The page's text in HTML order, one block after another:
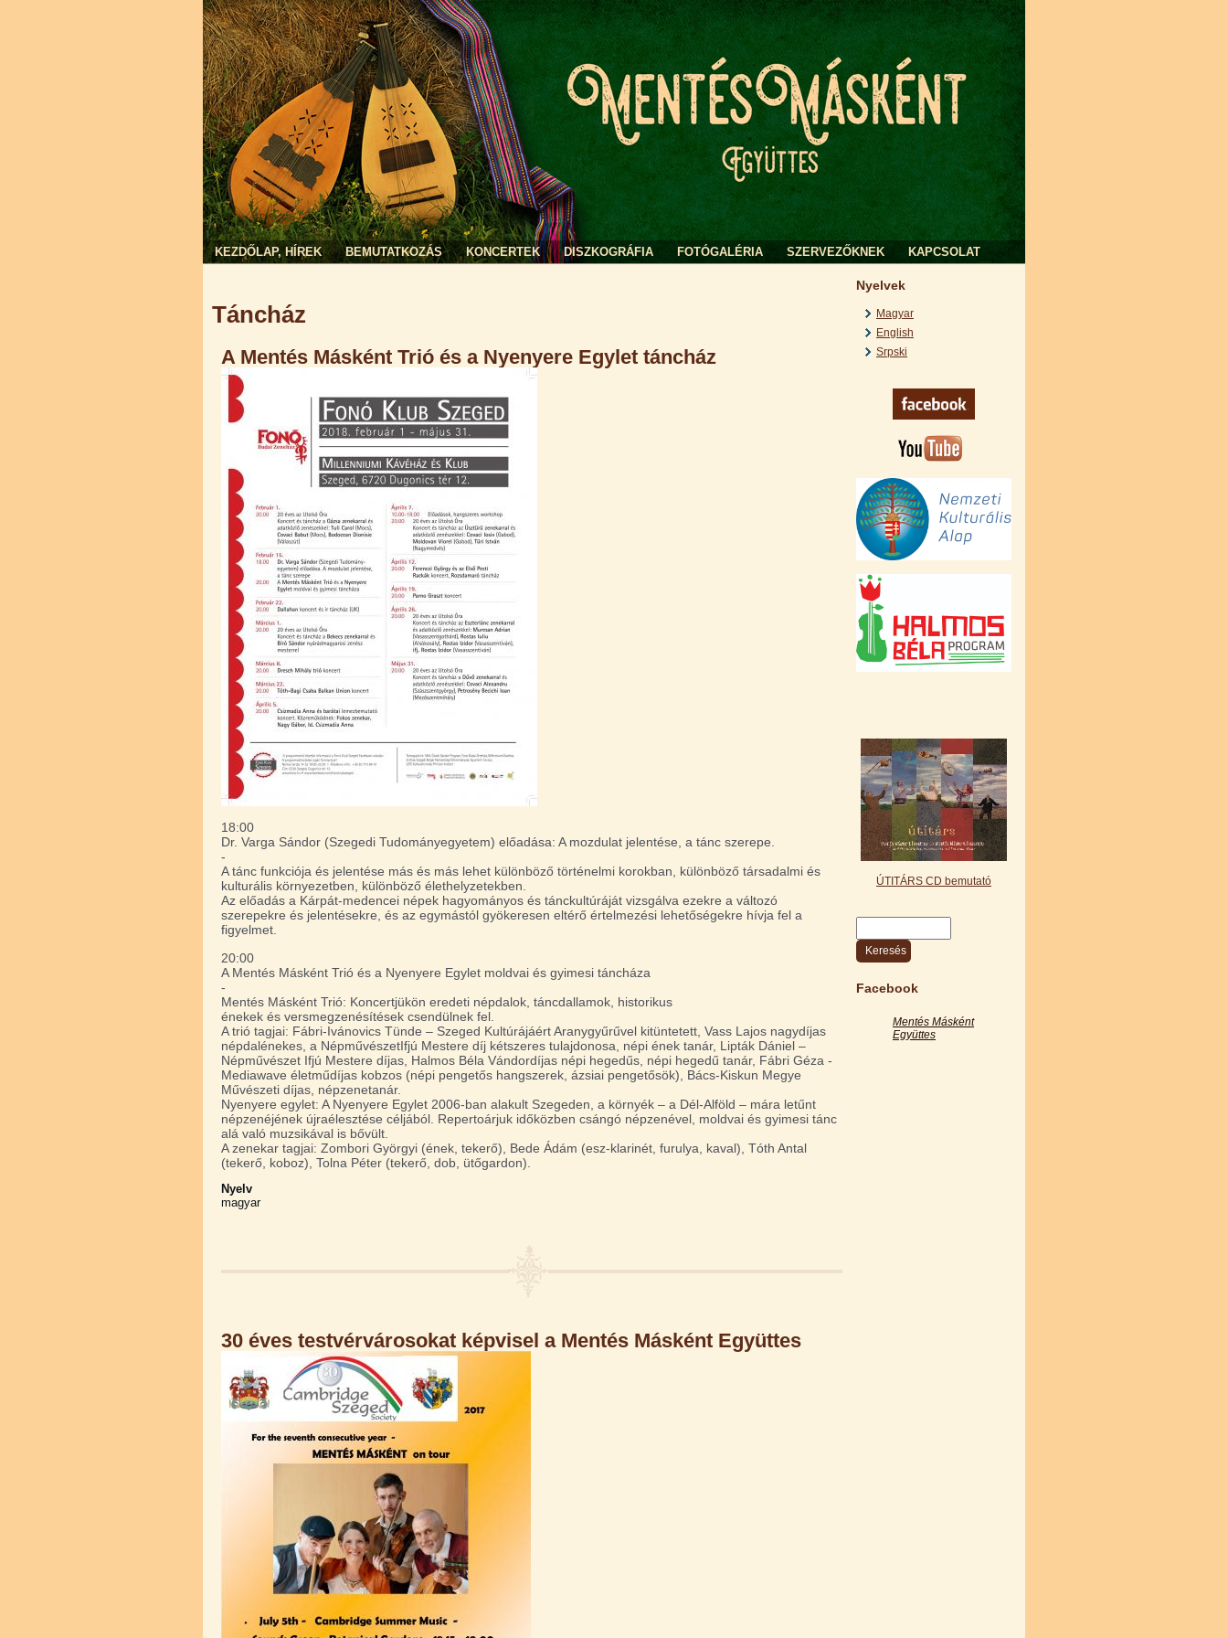
KEZDŐLAP, HÍREK BEMUTATKOZÁS KONCERTEK DISZKOGRÁFIA FOTÓGALÉRIA SZERVEZŐKNEK KAPCSOLAT
Nyelvek
Magyar
English
Srpski
ÚTITÁRS CD bemutató
Keresés űrlap
Facebook
Mentés Másként
Együttes
Táncház
A Mentés Másként Trió és a Nyenyere Egylet táncház
18:00
Dr. Varga Sándor (Szegedi Tudományegyetem) előadása: A mozdulat jelentése, a tánc szerepe.
-
A tánc funkciója és jelentése más és más lehet különböző történelmi korokban, különböző társadalmi és
kulturális környezetben, különböző élethelyzetekben.
Az előadás a Kárpát-medencei népek hagyományos és tánckultúráját vizsgálva ezekre a változó
szerepekre és jelentésekre, és az egymástól gyökeresen eltérő értelmezési lehetőségekre hívja fel a
figyelmet.
20:00
A Mentés Másként Trió és a Nyenyere Egylet moldvai és gyimesi táncháza
-
Mentés Másként Trió: Koncertjükön eredeti népdalok, táncdallamok, historikus
énekek és versmegzenésítések csendülnek fel.
A trió tagjai: Fábri-Ivánovics Tünde – Szeged Kultúrájáért Aranygyűrűvel kitüntetett, Vass Lajos nagydíjas
népdalénekes, a NépművészetIfjú Mestere díj kétszeres tulajdonosa, népi ének tanár, Lipták Dániel –
Népművészet Ifjú Mestere díjas, Halmos Béla Vándordíjas népi hegedűs, népi hegedű tanár, Fábri Géza -
Mediawave életműdíjas kobzos (népi pengetős hangszerek, ázsiai pengetősök), Bács-Kiskun Megye
Művészeti díjas, népzenetanár.
Nyenyere egylet: A Nyenyere Egylet 2006-ban alakult Szegeden, a környék – a Dél-Alföld – mára letűnt
népzenéjének újraélesztése céljából. Repertoárjuk időközben csángó népzenével, moldvai és gyimesi tánc
alá való muzsikával is bővült.
A zenekar tagjai: Zombori Györgyi (ének, tekerő), Bede Ádám (esz-klarinét, furulya, kaval), Tóth Antal
(tekerő, koboz), Tolna Péter (tekerő, dob, ütőgardon).
Nyelv
magyar
30 éves testvérvárosokat képvisel a Mentés Másként Együttes